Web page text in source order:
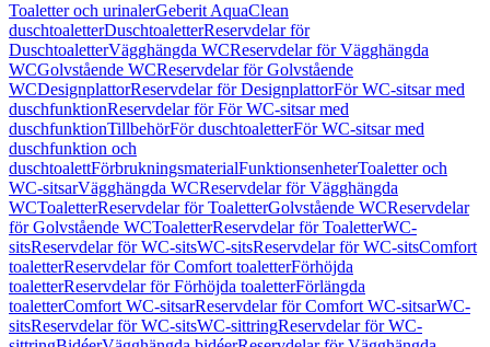
Toaletter och urinalerGeberit AquaClean
duschtoaletterDuschtoaletterReservdelar för
DuschtoaletterVägghängda WCReservdelar för Vägghängda
WCGolvstående WCReservdelar för Golvstående
WCDesignplattorReservdelar för DesignplattorFör WC-sitsar med
duschfunktionReservdelar för För WC-sitsar med
duschfunktionTillbehörFör duschtoaletterFör WC-sitsar med
duschfunktion och
duschtoalettFörbrukningsmaterialFunktionsenheterToaletter och
WC-sitsarVägghängda WCReservdelar för Vägghängda
WCToaletterReservdelar för ToaletterGolvstående WCReservdelar
för Golvstående WCToaletterReservdelar för ToaletterWC-
sitsReservdelar för WC-sitsWC-sitsReservdelar för WC-sitsComfort
toaletterReservdelar för Comfort toaletterFörhöjda
toaletterReservdelar för Förhöjda toaletterFörlängda
toaletterComfort WC-sitsarReservdelar för Comfort WC-sitsarWC-
sitsReservdelar för WC-sitsWC-sittringReservdelar för WC-